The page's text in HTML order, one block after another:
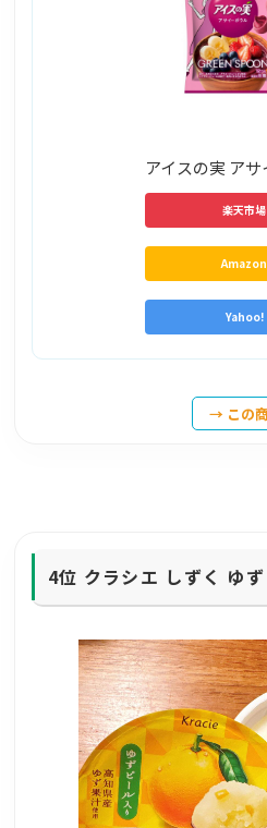
アイスの実 ア
楽天市場
Amazon
Yahoo!
→ この
4位 クラシエ しずく ゆず